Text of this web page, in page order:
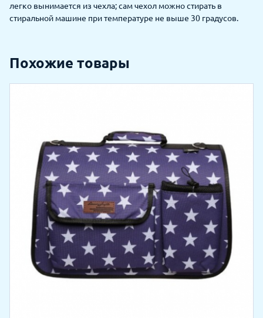
легко вынимается из чехла; сам чехол можно стирать в
стиральной машине при температуре не выше 30 градусов.
Похожие товары